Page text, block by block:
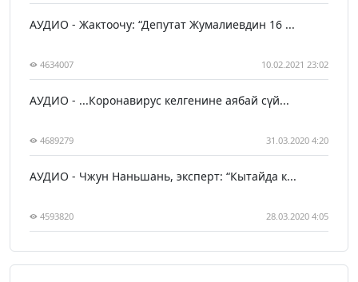
АУДИО - Жактоочу: “Депутат Жумалиевдин 16 ...
4634007 10.02.2021 23:02
АУДИО - ...Коронавирус келгенине аябай сүй...
4689279 31.03.2020 4:20
АУДИО - Чжун Наньшань, эксперт: “Кытайда к...
4593820 28.03.2020 4:05